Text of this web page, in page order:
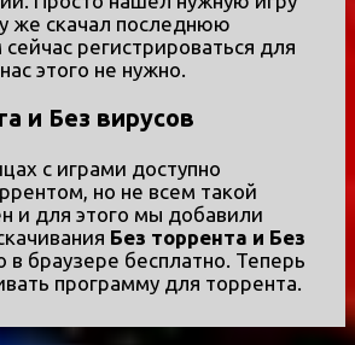
же скачал последнюю
регистрироваться для
этого не нужно.
и Без вирусов
с играми доступно
но не всем такой
и для этого мы добавили
Без торрента и Без
в браузере бесплатно. Теперь
программу для торрента.